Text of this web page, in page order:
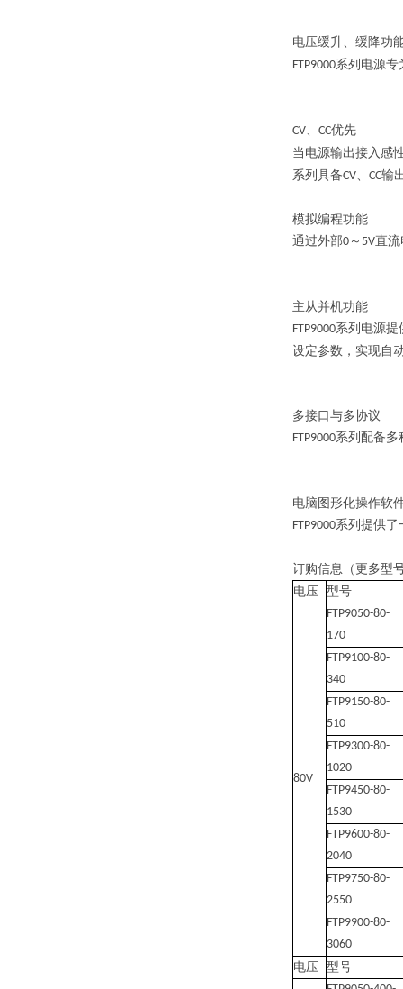
电压缓升、缓降功
FTP9000系列电源专
CV、 CC优先
当电源输出接入感
系列具备CV、 CC输
模拟编程功能
通过外部0 ～ 5V直流
主从并机功能
FTP9000系列电源提
设定参数，实现自
多接口与多协议
FTP9000系列配备多
电脑图形化操作软
FTP9000系列提供了
订购信息（更多型
电压
型号
80V
FTP9050-80-
170
FTP9100-80-
340
FTP9150-80-
510
FTP9300-80-
1020
FTP9450-80-
1530
FTP9600-80-
2040
FTP9750-80-
2550
FTP9900-80-
3060
电压
型号